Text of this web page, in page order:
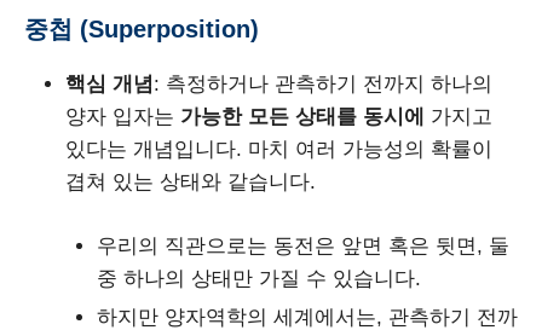
중첩 (Superposition)
핵심 개념: 측정하거나 관측하기 전까지 하나의
양자 입자는 가능한 모든 상태를 동시에
가지고
있다는 개념입니다. 마치 여러 가능성의 확률이
겹쳐 있는 상태와 같습니다.
우리의 직관으로는 동전은 앞면 혹은 뒷면, 둘
중 하나의 상태만 가질 수 있습니다.
하지만 양자역학의 세계에서는, 관측하기 전까